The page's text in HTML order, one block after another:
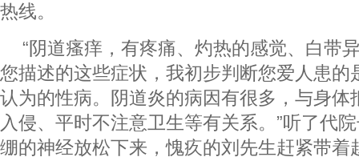
热线。
“阴道瘙痒，有疼痛、灼热的感觉、白带
您描述的这些症状，我初步判断您爱人患的
认为的性病。阴道炎的病因有很多，与身体
入侵、平时不注意卫生等有关系。”听了代
绷的神经放松下来，愧疚的刘先生赶紧带着